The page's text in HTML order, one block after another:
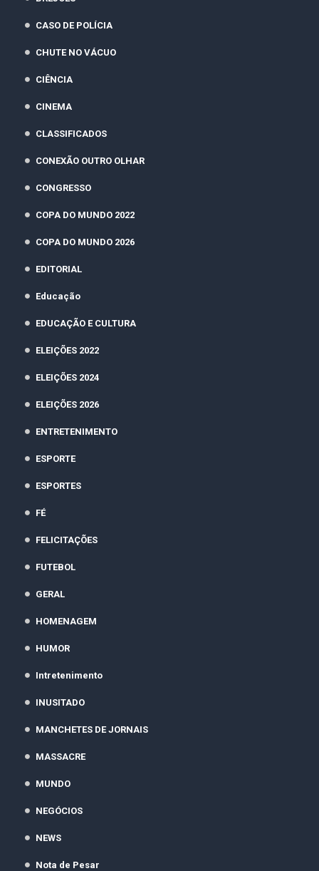
CASO DE POLÍCIA
CHUTE NO VÁCUO
CIÊNCIA
CINEMA
CLASSIFICADOS
CONEXÃO OUTRO OLHAR
CONGRESSO
COPA DO MUNDO 2022
COPA DO MUNDO 2026
EDITORIAL
Educação
EDUCAÇÃO E CULTURA
ELEIÇÕES 2022
ELEIÇÕES 2024
ELEIÇÕES 2026
ENTRETENIMENTO
ESPORTE
ESPORTES
FÉ
FELICITAÇÕES
FUTEBOL
GERAL
HOMENAGEM
HUMOR
Intretenimento
INUSITADO
MANCHETES DE JORNAIS
MASSACRE
MUNDO
NEGÓCIOS
NEWS
Nota de Pesar